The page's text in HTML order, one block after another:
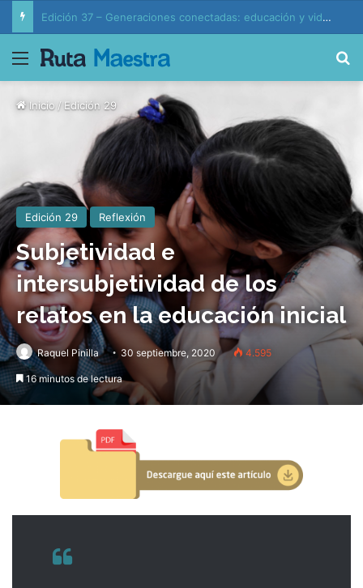
Edición 37 – Generaciones conectadas: educación y vida en la era de la IA
Menú
Inicio /Edición 29
Edición 29 Reflexión
Subjetividad e
intersubjetividad de los
relatos en la educación inicial
Raquel Pinilla 30 septiembre, 2020 4.595
16 minutos de lectura